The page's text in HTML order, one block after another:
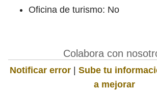
Oficina de turismo: No
Colabora con
Notificar error | Sube tu
a mejorar